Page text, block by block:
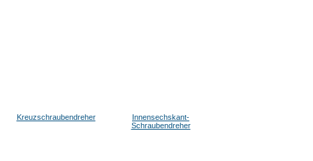
Kreuzschraubendreher
Innensechskant-
Schraubendreher